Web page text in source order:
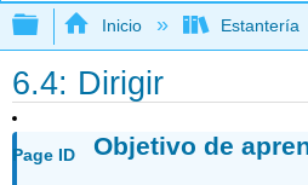
Expandir/contraer
Inicio Estantería
6.4: Dirigir
Page ID Objetivo de